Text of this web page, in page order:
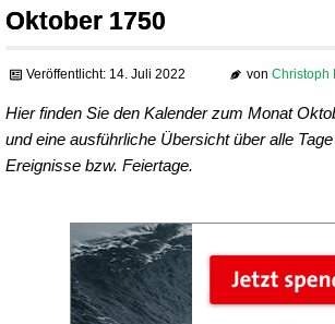
Oktober 1750
Veröffentlicht: 14. Juli 2022 von Christoph
Hier finden Sie den Kalender zum Monat
und eine ausführliche Übersicht über alle
Ereignisse bzw. Feiertage.